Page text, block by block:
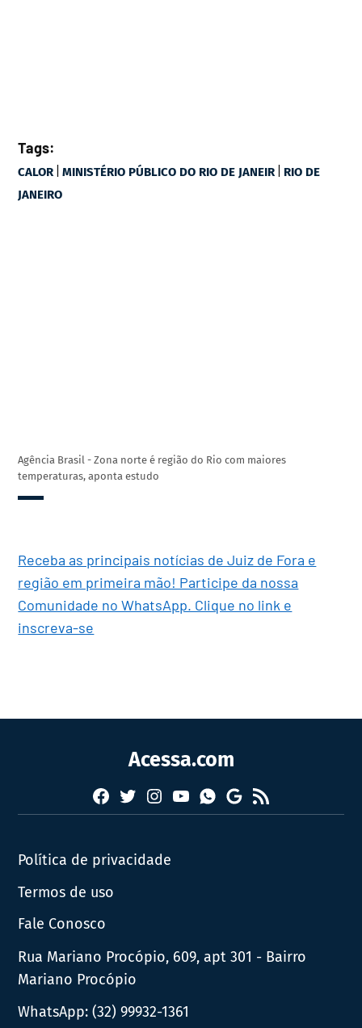
Tags:
CALOR |MINISTÉRIO PÚBLICO DO RIO DE JANEIR | RIO DE
JANEIRO
Agência Brasil - Zona norte é região do Rio com maiores
temperaturas, aponta estudo
Receba as principais notícias de Juiz de Fora e
região em primeira mão! Participe da nossa
Comunidade no WhatsApp. Clique no link e
inscreva-se
Acessa.com
Facebook
TwitterInstagram
YouTubeWhatsapp
Google
News
RSS
Política de privacidade
Termos de uso
Fale Conosco
Rua Mariano Procópio, 609, apt 301 - Bairro
Mariano Procópio
WhatsApp:(32) 99932-1361